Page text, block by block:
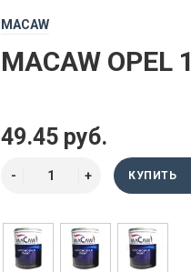
MACAW
MACAW OPEL
49.45 руб.
КУПИТЬ